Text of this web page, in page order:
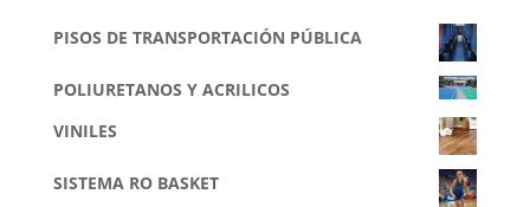
PISOS DE TRANSPORTACIÓN PÚBLICA
POLIURETANOS Y ACRILICOS
VINILES
SISTEMA RO BASKET